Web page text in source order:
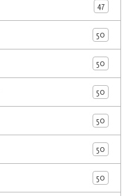
47
50
50
50
50
50
50